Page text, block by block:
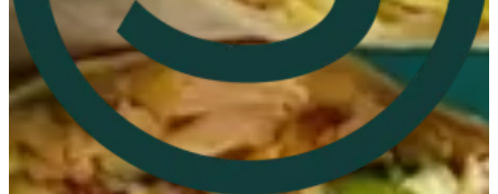
360 Mall
96597847265 تواصل مع الفرع